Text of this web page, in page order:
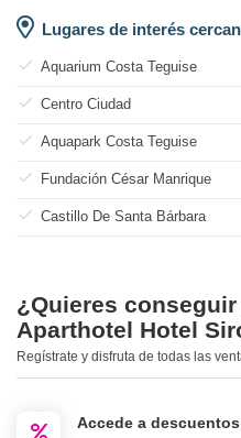
Lugares de interés
Aquarium Costa Teguise
Centro Ciudad
Aquapark Costa Teguise
Fundación César Manrique
Castillo De Santa Bárbara
¿Quieres
Aparthotel Hotel
Regístrate y disfruta de todas las
Accede a